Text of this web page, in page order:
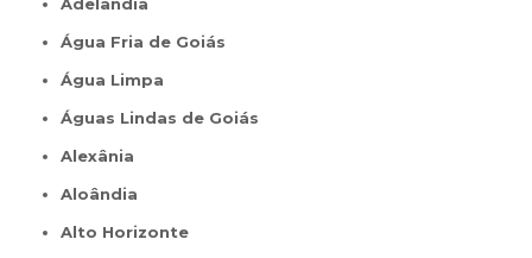
Água Fria de Goiás
Água Limpa
Águas Lindas de Goiás
Alexânia
Aloândia
Alto Horizonte